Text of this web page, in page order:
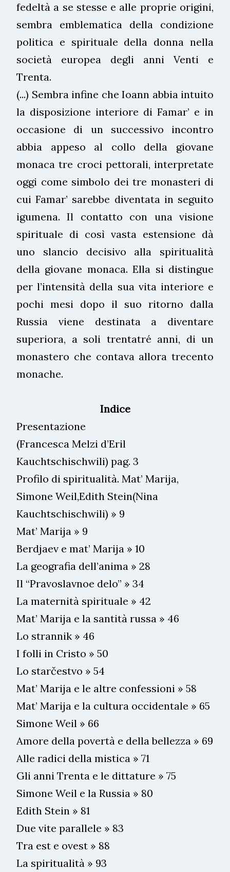
fedeltà a se stesse e alle proprie origini,
sembra emblematica della condizione
politica e spirituale della donna nella
società europea degli anni Venti e
Trenta.
(...) Sembra infine che Ioann abbia intuito
la disposizione interiore di Famar’ e in
occasione di un successivo incontro
abbia appeso al collo della giovane
monaca tre croci pettorali, interpretate
oggi come simbolo dei tre monasteri di
cui Famar’ sarebbe diventata in seguito
igumena. Il contatto con una visione
spirituale di così vasta estensione dà
uno slancio decisivo alla spiritualità
della giovane monaca. Ella si distingue
per l’intensità della sua vita interiore e
pochi mesi dopo il suo ritorno dalla
Russia viene destinata a diventare
superiora, a soli trentatré anni, di un
monastero che contava allora trecento
monache.
Indice
Presentazione
(Francesca Melzi d’Eril
Kauchtschischwili) pag. 3
Profilo di spiritualità. Mat’ Marija,
Simone Weil,Edith Stein(Nina
Kauchtschischwili) » 9
Mat’ Marija » 9
Berdjaev e mat’ Marija » 10
La geografia dell’anima » 28
Il “Pravoslavnoe delo” » 34
La maternità spirituale » 42
Mat’ Marija e la santità russa » 46
Lo strannik » 46
I folli in Cristo » 50
Lo starčestvo » 54
Mat’ Marija e le altre confessioni » 58
Mat’ Marija e la cultura occidentale » 65
Simone Weil » 66
Amore della povertà e della bellezza » 69
Alle radici della mistica » 71
Gli anni Trenta e le dittature » 75
Simone Weil e la Russia » 80
Edith Stein » 81
Due vite parallele » 83
Tra est e ovest » 88
La spiritualità » 93